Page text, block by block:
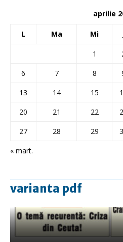
aprilie
L Ma Mi
« mart.
1
6
7 8
13
14 15
20
21 22
27
28 29
varianta pdf